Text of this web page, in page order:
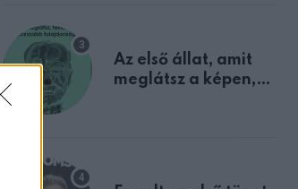
Az első állat, amit
meglátsz a képen,